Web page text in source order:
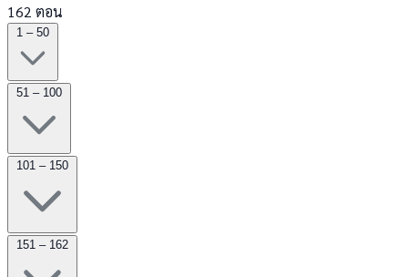
162 ตอน
1 – 50
51 – 100
101 – 150
151 – 162